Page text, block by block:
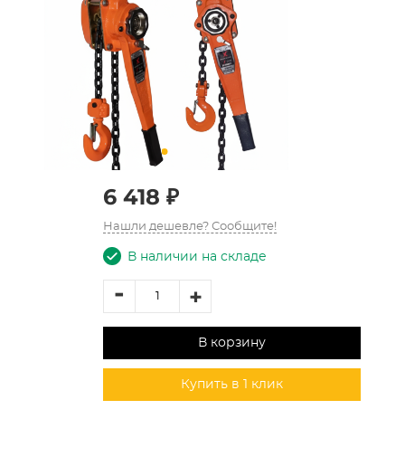
6 418 ₽
Нашли дешевле? Сообщите!
В наличии на складе
- +
В корзину
Купить в 1 клик